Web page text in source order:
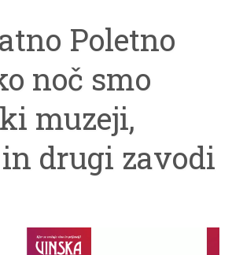
Poletno
noč smo
muzeji,
drugi zavodi
in hvala, da